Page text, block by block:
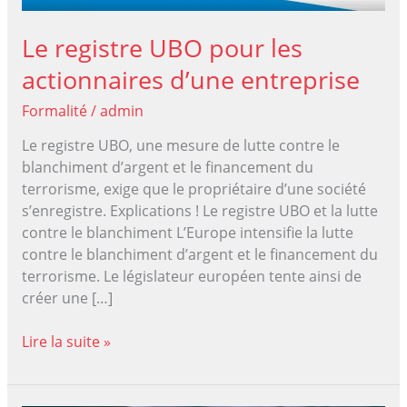
Le registre UBO pour les
actionnaires d’une entreprise
Formalité/admin
Le registre UBO, une mesure de lutte contre le
blanchiment d’argent et le financement du
terrorisme, exige que le propriétaire d’une société
s’enregistre. Explications ! Le registre UBO et la lutte
contre le blanchiment L’Europe intensifie la lutte
contre le blanchiment d’argent et le financement du
terrorisme. Le législateur européen tente ainsi de
créer une […]
Le
Lire la suite »